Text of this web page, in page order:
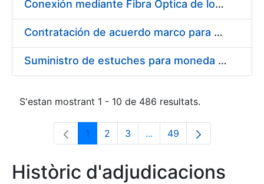
Conexión mediante Fibra Óptica de los Centros de Proceso de Datos (CPDs) de las sedes de la FNMT-RCM de Burgos y Madrid
Contratación de acuerdo marco para el Suministro de Material de Electricidad para la Fábrica Nacional de Moneda y Timbre-Real Casa de la Moneda en su centro de trabajo de Burgos
Suministro de estuches para moneda de 30 €
S'estan mostrant 1 - 10 de 486 resultats.
Pàgina
1 Pàgina
2 Pàgina
3 ...Pàgines intermèdies
Pàgina
49
Històric d'adjudicacions